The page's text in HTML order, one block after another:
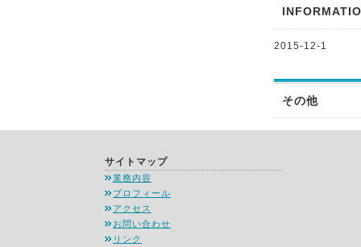
2015-12-1
その他
サイトマップ
業務内容
プロフィール
アクセス
お問い合わせ
リンク